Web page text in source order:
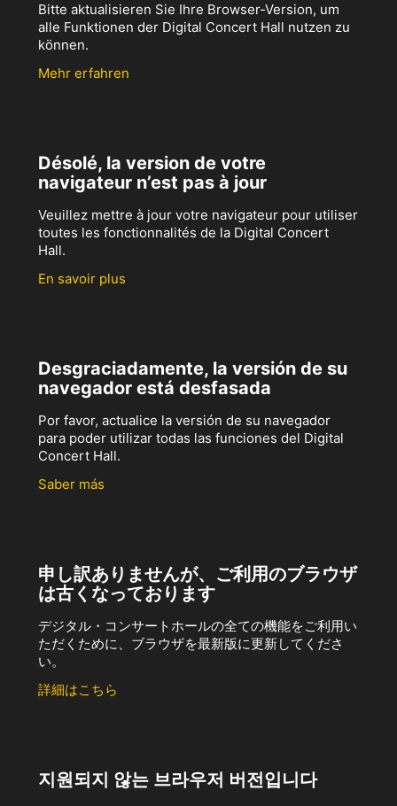
Bitte aktualisieren Sie Ihre Browser-Version, um
alle Funktionen der Digital Concert Hall nutzen zu
können.
Mehr erfahren
Désolé, la version de votre
navigateur n’est pas à jour
Veuillez mettre à jour votre navigateur pour utiliser
toutes les fonctionnalités de la Digital Concert
Hall.
En savoir plus
Desgraciadamente, la versión de su
navegador está desfasada
Por favor, actualice la versión de su navegador
para poder utilizar todas las funciones del Digital
Concert Hall.
Saber más
申し訳ありませんが、ご利用のブラウザ
は古くなっております
デジタル・コンサートホールの全ての機能をご利用い
ただくために、ブラウザを最新版に更新してくださ
い。
詳細はこちら
지원되지 않는 브라우저 버전입니다